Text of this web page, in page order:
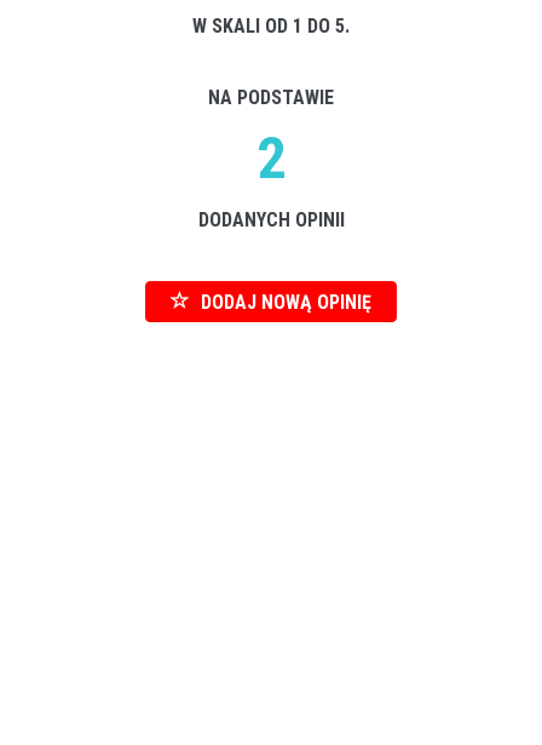
W SKALI OD 1 DO 5.
NA PODSTAWIE
2
DODANYCH OPINII
DODAJ NOWĄ OPINIĘ